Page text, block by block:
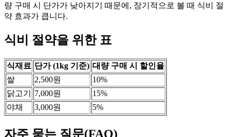
량 구매 시 단가가 낮아지기 때문에, 장기적으로 볼 때 식비 절
약 효과가 큽니다.
식비 절약을 위한 표
식재료 단가 (1kg 기준) 대량 구매 시 할인율
쌀
2,500원
10%
닭고기
7,000원
15%
야채
3,000원 5%
자주 묻는 질문(FAQ)